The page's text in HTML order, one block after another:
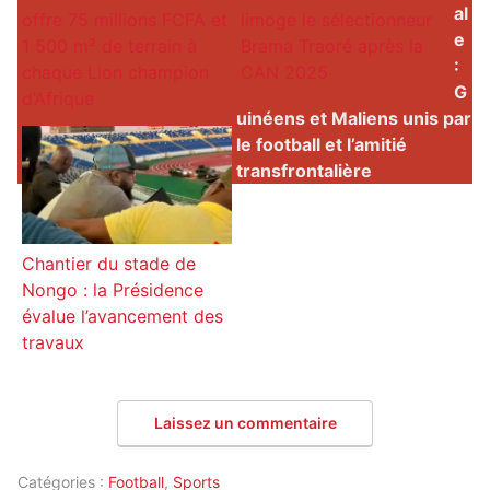
offre 75 millions FCFA et
1 500 m² de terrain à
chaque Lion champion
d’Afrique
limoge le sélectionneur
Brama Traoré après la
CAN 2025
Chantier du stade de
Nongo : la Présidence
évalue l’avancement des
travaux
al
e
:
G
uinéens et Maliens unis par
le football et l’amitié
transfrontalière
Laissez un commentaire
Catégories : Football, Sports